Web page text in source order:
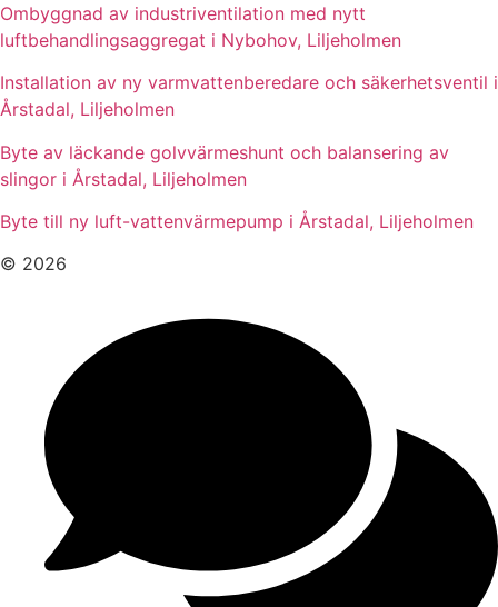
Ombyggnad av industriventilation med nytt
luftbehandlingsaggregat i Nybohov, Liljeholmen
Installation av ny varmvattenberedare och säkerhetsventil i
Årstadal, Liljeholmen
Byte av läckande golvvärmeshunt och balansering av
slingor i Årstadal, Liljeholmen
Byte till ny luft-vattenvärmepump i Årstadal, Liljeholmen
© 2026